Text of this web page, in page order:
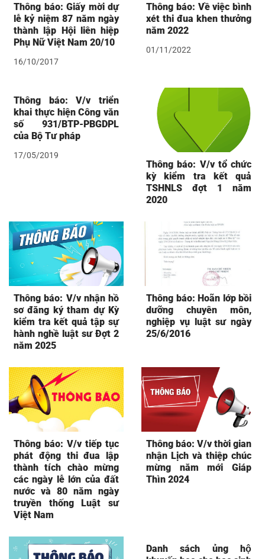
Thông báo: Giấy mời dự
lễ kỷ niệm 87 năm ngày
thành lập Hội liên hiệp
Phụ Nữ Việt Nam 20/10
16/10/2017
Thông báo: Về việc bình
xét thi đua khen thưởng
năm 2022
01/11/2022
Thông báo: V/v triển
khai thực hiện Công văn
số 931/BTP-PBGDPL
của Bộ Tư pháp
17/05/2019
Thông báo: V/v tổ chức
kỳ kiểm tra kết quả
TSHNLS đợt 1 năm
2020
Thông báo: V/v nhận hồ
sơ đăng ký tham dự Kỳ
kiểm tra kết quả tập sự
hành nghề luật sư Đợt 2
năm 2025
Thông báo: Hoãn lớp bồi
dưỡng chuyên môn,
nghiệp vụ luật sư ngày
25/6/2016
Thông báo: V/v tiếp tục
phát động thi đua lập
thành tích chào mừng
các ngày lễ lớn của đất
nước và 80 năm ngày
truyền thống Luật sư
Việt Nam
Thông báo: V/v thời gian
nhận Lịch và thiệp chúc
mừng năm mới Giáp
Thìn 2024
Danh sách ủng hộ